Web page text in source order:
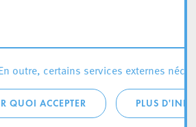
outre, certains services externes
QUOI ACCEPTER PLUS